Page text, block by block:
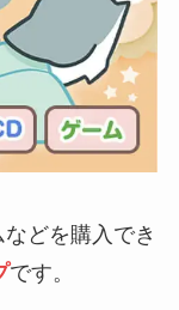
どを購入でき
です。